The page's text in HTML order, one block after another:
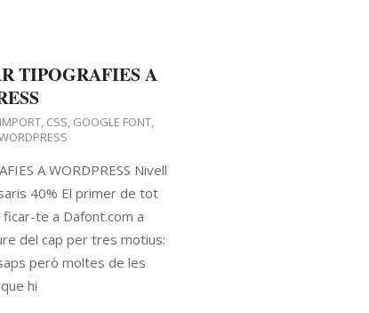
TIPOGRAFIES A
, CSS, GOOGLE FONT,
A WORDPRESS Nivell
40% El primer de tot
te a Dafont.com a
del cap per tres motius:
però moltes de les
hi